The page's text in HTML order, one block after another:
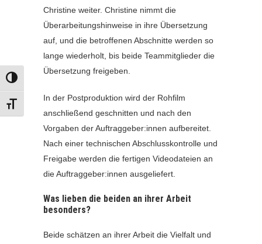
UMSCHALTEN AUF HOHE KONTRASTE
SCHRIFT VERGRÖSSERN
Christine weiter. Christine nimmt die
Überarbeitungshinweise in ihre Übersetzung
auf, und die betroffenen Abschnitte werden so
lange wiederholt, bis beide Teammitglieder die
Übersetzung freigeben.
In der Postproduktion wird der Rohfilm
anschließend geschnitten und nach den
Vorgaben der Auftraggeber:innen aufbereitet.
Nach einer technischen Abschlusskontrolle und
Freigabe werden die fertigen Videodateien an
die Auftraggeber:innen ausgeliefert.
Was lieben die beiden an ihrer Arbeit
besonders?
Beide schätzen an ihrer Arbeit die Vielfalt und